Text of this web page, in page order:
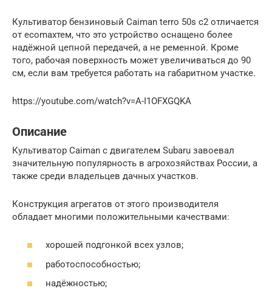
Культиватор бензиновый Сaiman terro 50s c2 отличается
от ecomaxтем, что это устройство оснащено более
надёжной цепной передачей, а не ременной. Кроме
того, рабочая поверхность может увеличиваться до 90
см, если вам требуется работать на габаритном участке.
https://youtube.com/watch?v=A-I1OFXGQKA
Описание
Культиватор Caiman с двигателем Subaru завоевал
значительную популярность в агрохозяйствах России, а
также среди владельцев дачных участков.
Конструкция агрегатов от этого производителя
обладает многими положительными качествами:
хорошей подгонкой всех узлов;
работоспособностью;
надёжностью;